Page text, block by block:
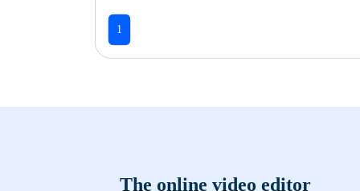
1
The online video editor